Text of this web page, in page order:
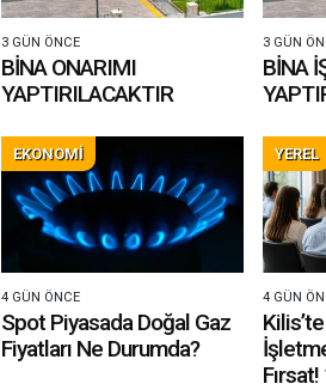
3 GÜN ÖNCE
BİNA ONARIMI
YAPTIRILACAKTIR
3 GÜN
BİNA
EKONOMİ
4 GÜN ÖNCE
Spot Piyasada Doğal Gaz
Fiyatları Ne Durumda?
YEREL
4 GÜN
Kilis’te Turizm